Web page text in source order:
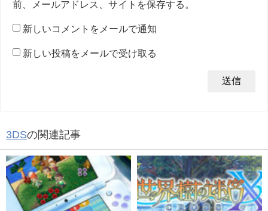
前、メールアドレス、サイトを保存する。
新しいコメントをメールで通知
新しい投稿をメールで受け取る
3DSの関連記事